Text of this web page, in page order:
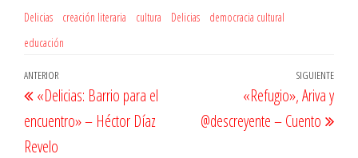
Delicias
creación literaria cultura Delicias
democracia cultural
educación
Navegación
de
entradas
Entrada
anterior
ANTERIOR
«Delicias: Barrio para el
encuentro» – Héctor Díaz
Revelo
SIGUIENTE
«Refugio», Ariva y
@descreyente – Cuento